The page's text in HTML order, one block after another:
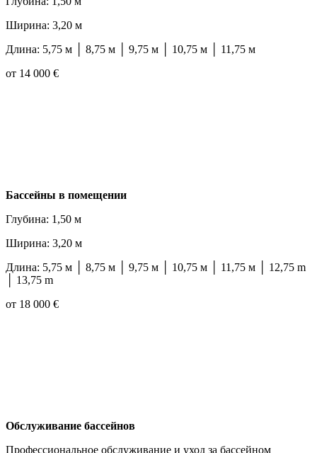
Ширина: 3,20 м
Длина: 5,75 м │ 8,75 м │ 9,75 м │ 10,75 м │ 11,75 м
от 14 000 €
Бассейны в помещении
Глубина: 1,50 м
Ширина: 3,20 м
Длина: 5,75 м │ 8,75 м │ 9,75 м │ 10,75 м │ 11,75 м │ 12,75 m
│ 13,75 m
от 18 000 €
Обслуживание бассейнов
Профессиональное обслуживание и уход за бассейном